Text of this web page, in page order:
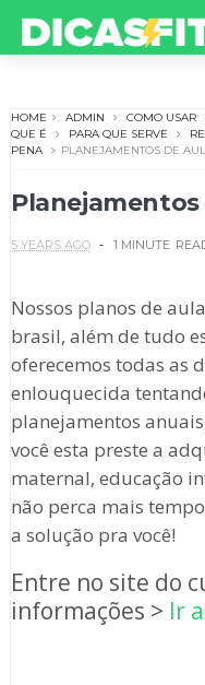
HOME ADMIN COMO USAR
QUE É
PARA QUE SERVE
PENA
PLANEJAMENTOS DE
Planejamentos
5 YEARS AGO 1 MINUTE
Nossos planos de
brasil, além de tudo
oferecemos todas as
enlouquecida
planejamentos
você esta preste a
maternal, educação
não perca mais
a solução pra você!
Entre no site do
informações > Ir